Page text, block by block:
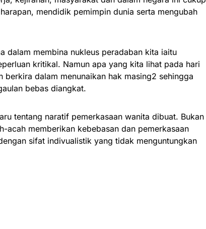
mendidik pemimpin dunia serta mengubah
dalam membina nukleus peradaban kita iaitu
kritikal. Namun apa yang kita lihat pada hari
berkira dalam menunaikan hak masing2 sehingga
bebas diangkat.
tentang naratif pemerkasaan wanita dibuat. Bukan
acah memberikan kebebasan dan pemerkasaan
sifat indivualistik yang tidak menguntungkan